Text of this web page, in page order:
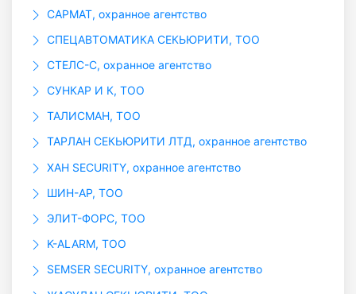
САРМАТ, охранное агентство
СПЕЦАВТОМАТИКА СЕКЬЮРИТИ, ТОО
СТЕЛС-С, охранное агентство
СУНКАР И К, ТОО
ТАЛИСМАН, ТОО
ТАРЛАН СЕКЬЮРИТИ ЛТД, охранное агентство
ХАН SECURITY, охранное агентство
ШИН-АР, ТОО
ЭЛИТ-ФОРС, ТОО
K-ALARM, ТОО
SEMSER SECURITY, охранное агентство